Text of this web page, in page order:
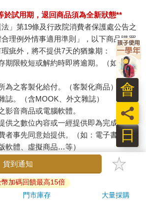
於試用期，退回商品須為全新狀態**
」第19條及行政院消費者保護處公告之
合理例外情事適用準則」，以下商品購買
疵外，將不提供7天的猶豫期：
期限較短或解約時即將逾期。（如：生
為之客製化給付。（客製化商品）
誌。（含MOOK、外文雜誌）
影音商品或電腦軟體。
供之數位內容或一經提供即為完成之線
者事先同意始提供。（如：電子書、電
軟體、虛擬商品…等）
生用品。（如：內衣褲、刮鬍刀、除毛
均享有到貨7天的猶豫期（含例假
貨到通知
加碼回饋最高15倍
門市庫存 大量採購
日
員
會